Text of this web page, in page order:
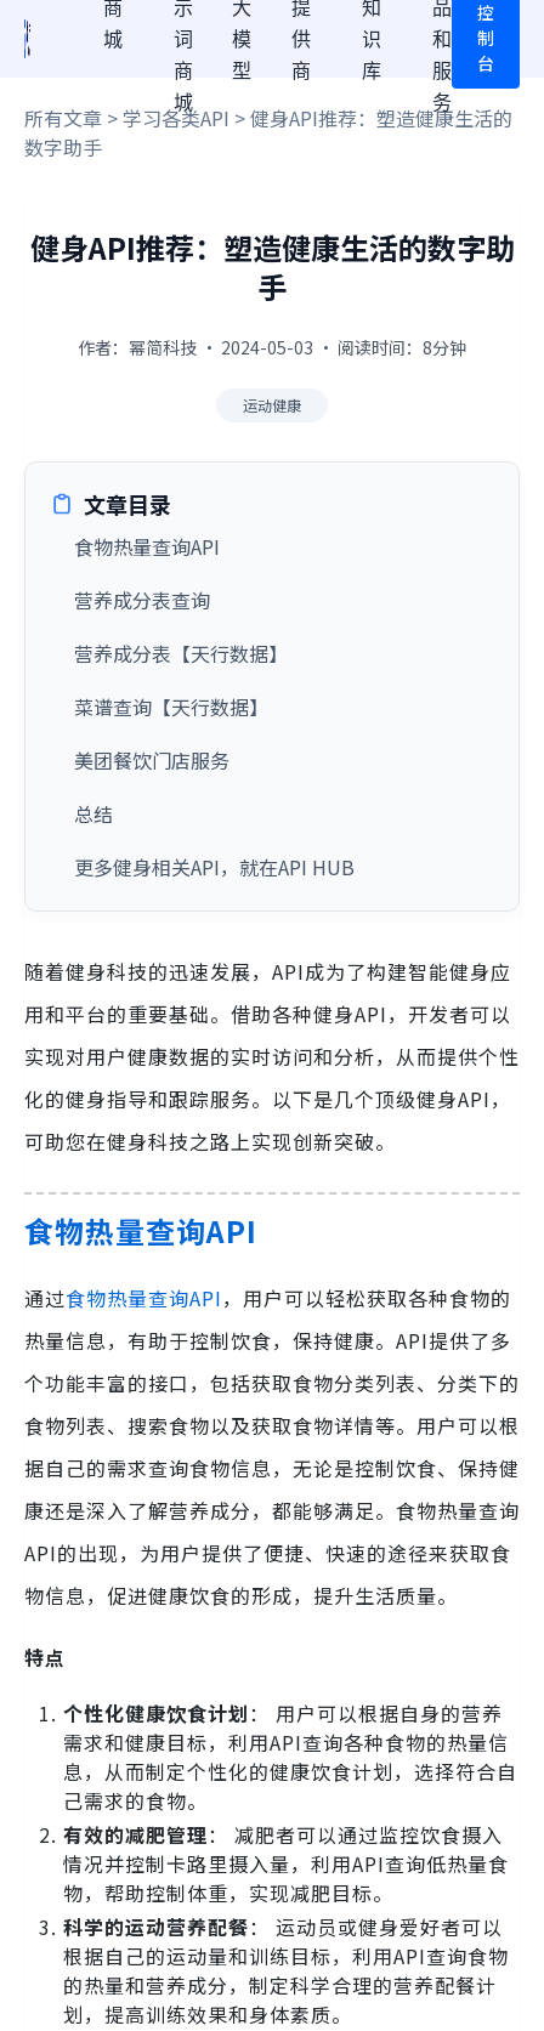
商
城
示
词
商
城
大
模
型
提
供
商
知
识
库
品
和
服
务
控
制
台
所有文章 >学习各类API > 健身API推荐：塑造健康生活的
数字助手
健身API推荐：塑造健康生活的数字助
手
作者：幂简科技 · 2024-05-03 · 阅读时间：8分钟
运动健康
文章目录
食物热量查询API
营养成分表查询
营养成分表【天行数据】
菜谱查询【天行数据】
美团餐饮门店服务
总结
更多健身相关API，就在API HUB
随着健身科技的迅速发展，API成为了构建智能健身应
用和平台的重要基础。借助各种健身API，开发者可以
实现对用户健康数据的实时访问和分析，从而提供个性
化的健身指导和跟踪服务。以下是几个顶级健身API，
可助您在健身科技之路上实现创新突破。
食物热量查询API
通过食物热量查询API，用户可以轻松获取各种食物的
热量信息，有助于控制饮食，保持健康。API提供了多
个功能丰富的接口，包括获取食物分类列表、分类下的
食物列表、搜索食物以及获取食物详情等。用户可以根
据自己的需求查询食物信息，无论是控制饮食、保持健
康还是深入了解营养成分，都能够满足。食物热量查询
API的出现，为用户提供了便捷、快速的途径来获取食
物信息，促进健康饮食的形成，提升生活质量。
特点
个性化健康饮食计划： 用户可以根据自身的营养
需求和健康目标，利用API查询各种食物的热量信
息，从而制定个性化的健康饮食计划，选择符合自
己需求的食物。
有效的减肥管理： 减肥者可以通过监控饮食摄入
情况并控制卡路里摄入量，利用API查询低热量食
物，帮助控制体重，实现减肥目标。
科学的运动营养配餐： 运动员或健身爱好者可以
根据自己的运动量和训练目标，利用API查询食物
的热量和营养成分，制定科学合理的营养配餐计
划，提高训练效果和身体素质。